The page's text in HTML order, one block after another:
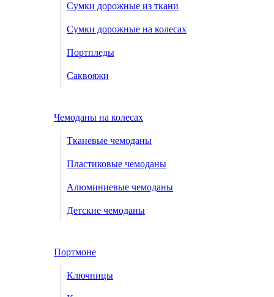
Сумки дорожные из ткани
Сумки дорожные на колесах
Портпледы
Саквояжи
Чемоданы на колесах
Тканевые чемоданы
Пластиковые чемоданы
Алюминиевые чемоданы
Детские чемоданы
Портмоне
Ключницы